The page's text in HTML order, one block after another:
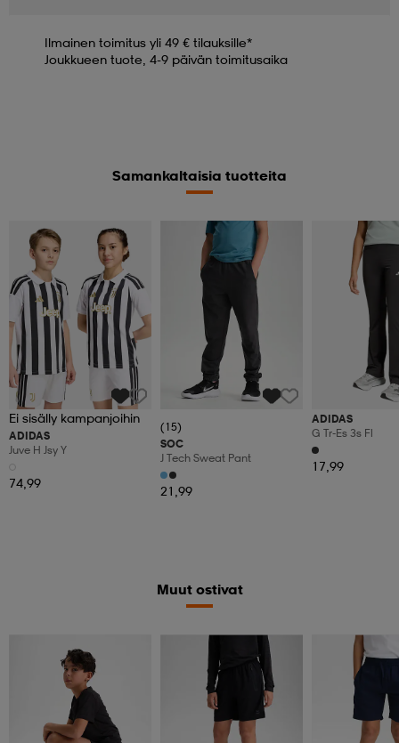
Ilmainen toimitus yli 49 € tilauksille*
Joukkueen tuote, 4-9 päivän toimitusaika
Samankaltaisia tuotteita
Ei sisälly kampanjoihin
ADIDAS
Juve H Jsy Y
74,99
(15)
SOC
J Tech Sweat Pant
21,99
ADIDAS
G Tr-Es 3s Fl
17,99
Muut ostivat